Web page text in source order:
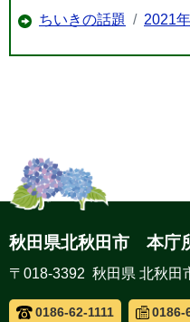
ちいきの話題 2021年
秋田県北秋田市 本庁
〒018-3392 秋田県 北秋田
0186-62-1111 0186-